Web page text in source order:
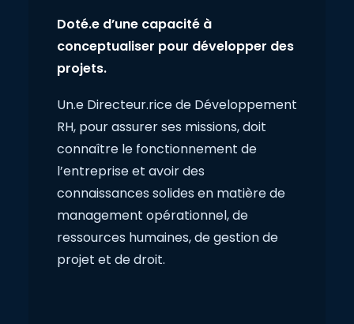
Doté.e d’une capacité à
conceptualiser pour développer des
projets.
Un.e Directeur.rice de Développement
RH, pour assurer ses missions, doit
connaître le fonctionnement de
l’entreprise et avoir des
connaissances solides en matière de
management opérationnel, de
ressources humaines, de gestion de
projet et de droit.